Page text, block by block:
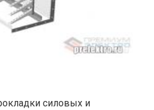
силовых и